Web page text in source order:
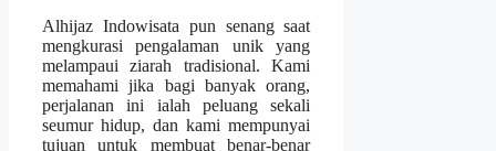
Alhijaz Indowisata pun senang saat
mengkurasi pengalaman unik yang
melampaui ziarah tradisional. Kami
memahami jika bagi banyak orang,
perjalanan ini ialah peluang sekali
seumur hidup, dan kami mempunyai
tujuan untuk membuat benar-benar